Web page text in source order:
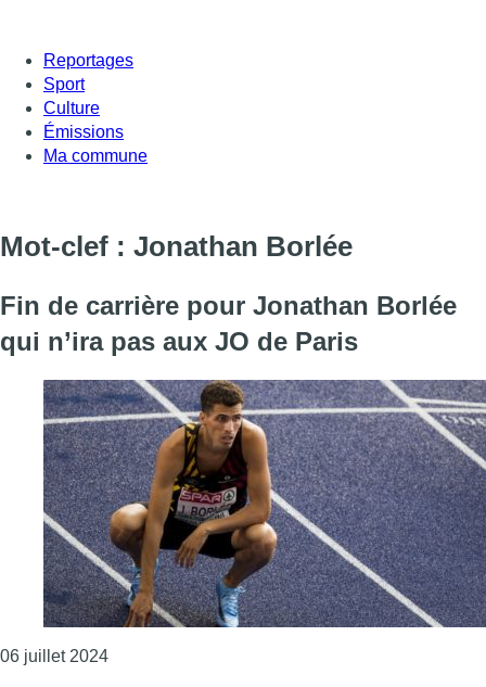
Reportages
Sport
Culture
Émissions
Ma commune
Mot-clef : Jonathan Borlée
Fin de carrière pour Jonathan Borlée
qui n’ira pas aux JO de Paris
06 juillet 2024Consulter l'article "Fin de carrière pour Jonathan